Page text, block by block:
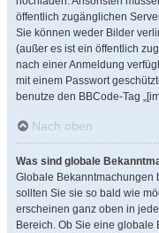
öffentlich zugänglichen
Sie können weder Bilder
(außer es ist ein öffentlich
nach einer Anmeldung
mit einem Passwort
benutze den BBCode-Tag
Nach oben
Was sind globale
Globale Bekanntmachungen
sollten Sie sie so bald wie
erscheinen ganz oben in
Bereich. Ob Sie eine